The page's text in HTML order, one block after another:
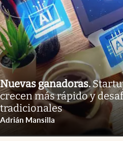
Nuevas ganadoras.
crecen más rápido y
tradicionales
Adrián Mansilla